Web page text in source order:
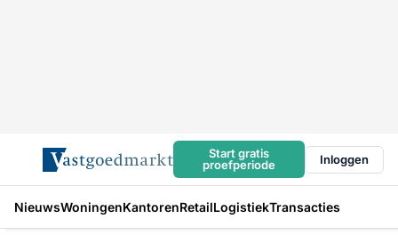
Start gratis
proefperiode
Inloggen
NieuwsWoningenKantorenRetailLogistiekTransacties